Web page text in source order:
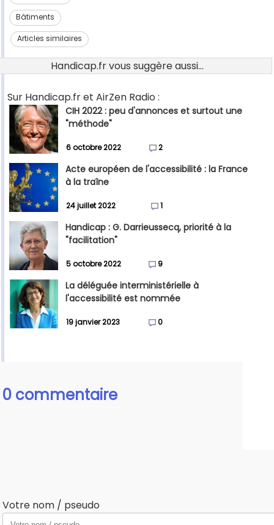
Bâtiments
Articles similaires
Handicap.fr vous suggère aussi...
Sur Handicap.fr et AirZen Radio :
CIH 2022 : peu d'annonces et surtout une
"méthode"
6 octobre 2022 2
Acte européen de l'accessibilité : la France
à la traîne
24 juillet 2022 1
Handicap : G. Darrieussecq, priorité à la
"facilitation"
5 octobre 2022 9
La déléguée interministérielle à
l'accessibilité est nommée
19 janvier 2023 0
0 commentaire
Votre nom / pseudo